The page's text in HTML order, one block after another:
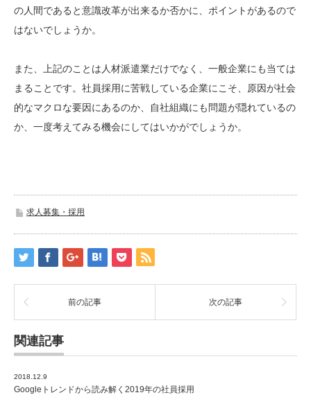
の人間であると意識改革が出来るか否かに、ポイントがあるので
はないでしょうか。
また、上記のことは人材派遣業だけでなく、一般企業にも当ては
まることです。社員採用に苦戦している企業にこそ、原因が社会
的なマクロな要因にあるのか、自社組織にも問題が隠れているの
か、一度考えてみる機会にしてはいかがでしょうか。
求人募集・採用
前の記事 次の記事
関連記事
2018.12.9
Googleトレンドから読み解く2019年の社員採用